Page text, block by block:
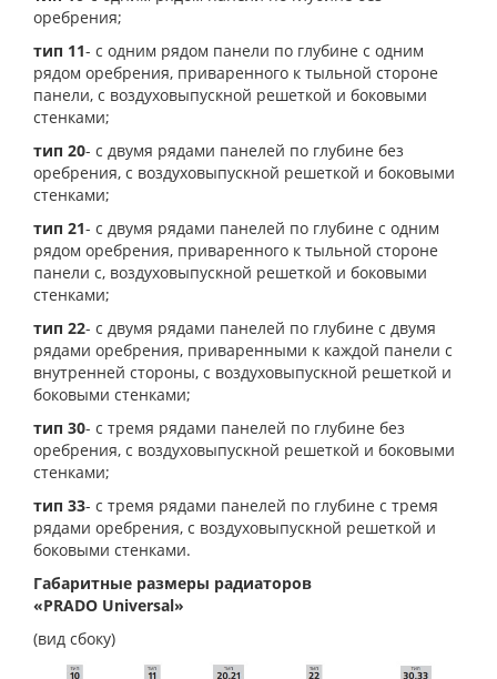
оребрения;
тип 11- с одним рядом панели по глубине с одним
рядом оребрения, приваренного к тыльной стороне
панели, с воздуховыпускной решеткой и боковыми
стенками;
тип 20- с двумя рядами панелей по глубине без
оребрения, с воздуховыпускной решеткой и боковыми
стенками;
тип 21- с двумя рядами панелей по глубине с одним
рядом оребрения, приваренного к тыльной стороне
панели с, воздуховыпускной решеткой и боковыми
стенками;
тип 22- с двумя рядами панелей по глубине с двумя
рядами оребрения, приваренными к каждой панели с
внутренней стороны, с воздуховыпускной решеткой и
боковыми стенками;
тип 30- с тремя рядами панелей по глубине без
оребрения, с воздуховыпускной решеткой и боковыми
стенками;
тип 33- с тремя рядами панелей по глубине с тремя
рядами оребрения, с воздуховыпускной решеткой и
боковыми стенками.
Габаритные размеры радиаторов
«PRADO Universal»
(вид сбоку)